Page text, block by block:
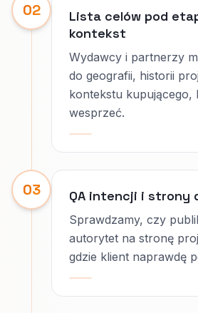
02
Lista celów pod
kontekst
Wydawcy i partnerzy
do geografii, historii
kontekstu kupującego,
wesprzeć.
03 QA intencji i strony
Sprawdzamy, czy
autorytet na stronę
gdzie klient naprawdę